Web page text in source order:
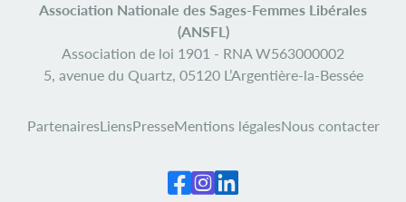
Association Nationale des Sages-Femmes Libérales
(ANSFL)
Association de loi 1901 - RNA W563000002
5, avenue du Quartz, 05120 L’Argentière-la-Bessée
PartenairesLiensPresseMentions légalesNous contacter